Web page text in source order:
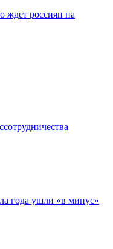
ждет россиян на
года ушли «в минус»